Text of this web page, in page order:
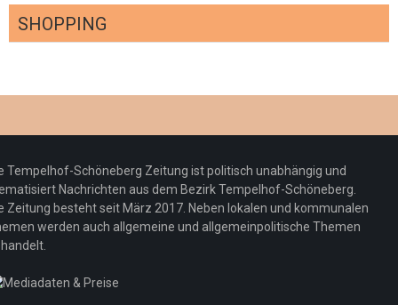
SHOPPING
Redaktion 23. Juli 2026
Pepe Jeans London mit Summer Sale und
neuer Kollektion
Redaktion 19. Juli 2026
Woher kommt der Honig? – Neue EU-
Regeln gelten 14. Juni
drei neue Specials zur Fußball-WM
Tempelhof-Schöneberg Zeitung ist politisch unabhängig und
Nachrichten aus dem Bezirk Tempelhof-Schöneberg.
Zeitung besteht seit März 2017. Neben lokalen und kommunalen
werden auch allgemeine und allgemeinpolitische Themen